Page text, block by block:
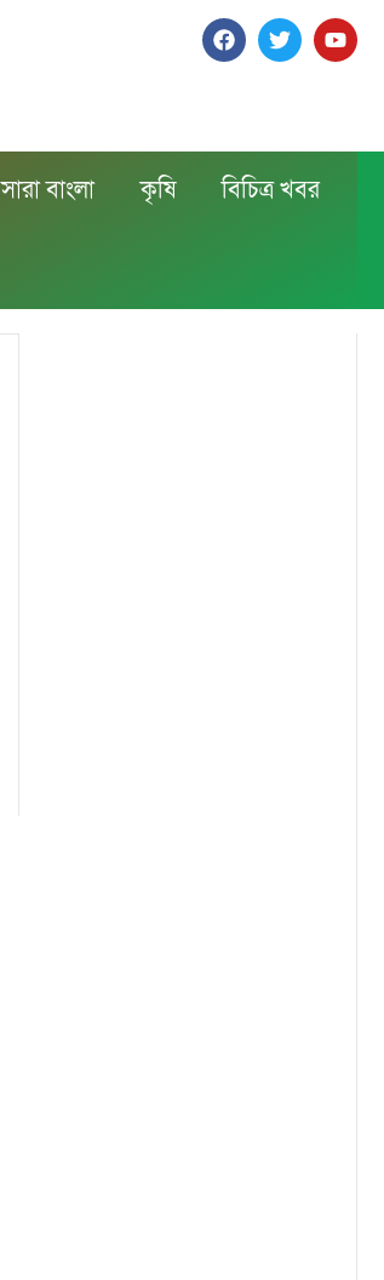
সারা বাংলা কৃষি বিচিত্র খবর